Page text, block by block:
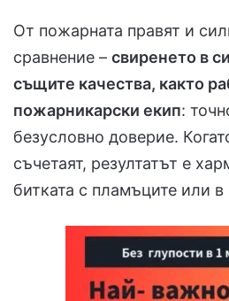
От пожарната правят и
сравнение – свиренето в
същите качества, както
пожарникарски екип:
безусловно доверие.
съчетаят, резултатът е
битката с пламъците или в